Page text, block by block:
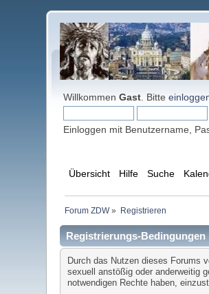
WillkommenGast . Bitte
Einloggen mit Benutzername,
Übersicht Hilfe Suche
Forum ZDW» Registrieren
Registrierungs-Bedingungen
Durch das Nutzen dieses Forums
sexuell anstößig oder anderweitig
notwendigen Rechte haben,